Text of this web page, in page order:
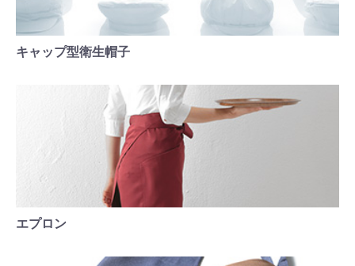
キャップ型衛生帽子
エプロン